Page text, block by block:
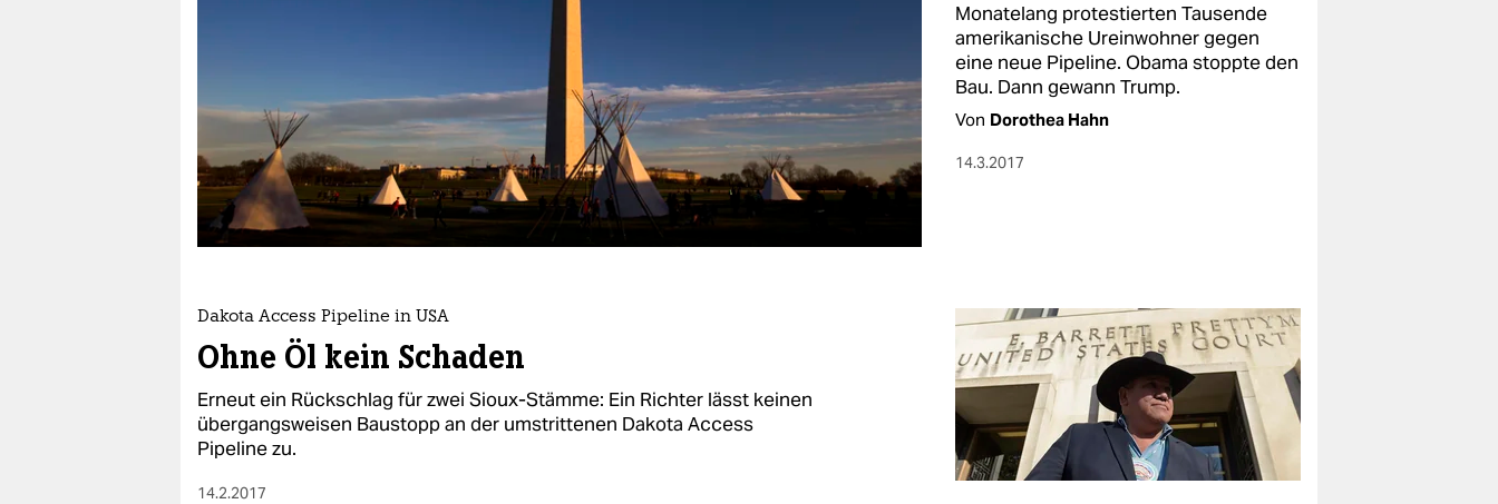
wahrheit
verlag
verlag
shop
fragen & hilfe
unterstützen
abo
genossenschaft
Monatelang protestierten Tausende
amerikanische Ureinwohner gegen
eine neue Pipeline. Obama stoppte den
Bau. Dann gewann Trump.
Von Dorothea Hahn
14.3.2017
Dakota Access Pipeline in USA
Ohne Öl kein Schaden
Erneut ein Rückschlag für zwei Sioux-Stämme: Ein Richter lässt keinen
übergangsweisen Baustopp an der umstrittenen Dakota Access
Pipeline zu.
14.2.2017